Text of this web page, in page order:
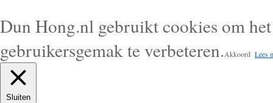
Dun Hong.nl gebruikt cookies om
gebruikersgemak te verbeteren.Akkoord Lees
Sluiten